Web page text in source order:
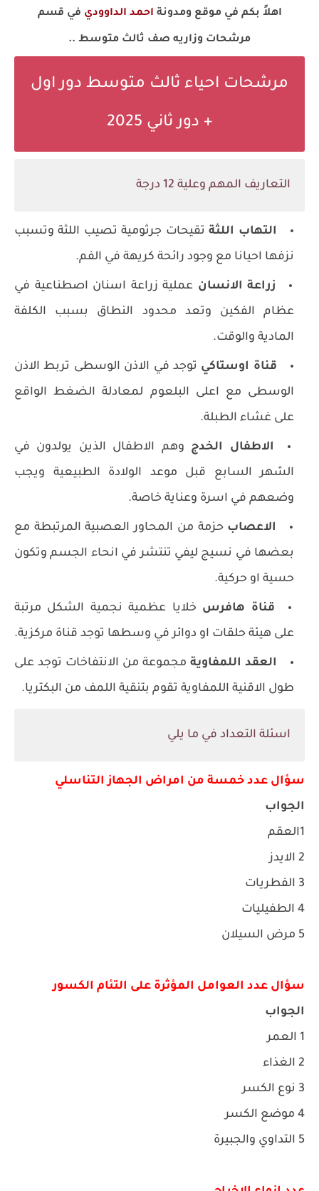
اهلاً بكم في موقع ومدونة احمد الداوودي في قسم
مرشحات وزاريه صف ثالث متوسط ..
مرشحات احياء ثالث متوسط دور اول
+ دور ثاني 2025
التعاريف المهم وعلية 12 درجة
التهاب اللثةتقيحات جرثومية تصيب اللثة وتسبب
نزفها احيانا مع وجود رائحة كريهة في الفم.
زراعة الانسان عملية زراعة اسنان اصطناعية في
عظام الفكين وتعد محدود النطاق بسبب الكلفة
المادية والوقت.
قناة اوستاكي توجد في الاذن الوسطى تربط الاذن
الوسطى مع اعلى البلعوم لمعادلة الضغط الواقع
على غشاء الطبلة.
الاطفال الخدج وهم الاطفال الذين يولدون في
الشهر السابع قبل موعد الولادة الطبيعية ويجب
وضعهم في اسرة وعناية خاصة.
الاعصاب حزمة من المحاور العصبية المرتبطة مع
بعضها في نسيج ليفي تنتشر في انحاء الجسم وتكون
حسية او حركية.
قناة هافرس خلايا عظمية نجمية الشكل مرتبة
على هيئة حلقات او دوائر في وسطها توجد قناة مركزية.
العقد اللمفاوية مجموعة من الانتفاخات توجد على
طول الاقنية اللمفاوية تقوم بتنقية اللمف من البكتريا.
اسئلة التعداد في ما يلي
سؤال عدد خمسة من امراض الجهاز التناسلي
الجواب
1العقم
2 الايدز
3 الفطريات
4 الطفيليات
5 مرض السيلان
سؤال عدد العوامل المؤثرة على التئام الكسور
الجواب
1 العمر
2 الغذاء
3 نوع الكسر
4 موضع الكسر
5 التداوي والجبيرة